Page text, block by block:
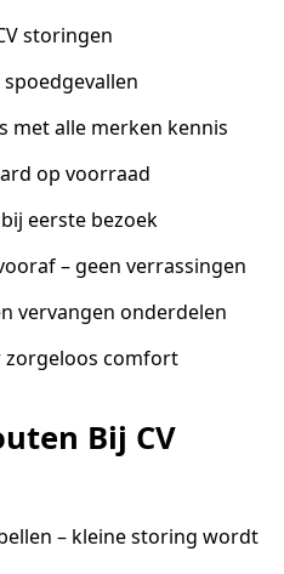
storingen
met alle merken kennis
op voorraad
eerste bezoek
– geen verrassingen
vervangen onderdelen
zorgeloos comfort
Bij CV
– kleine storing wordt